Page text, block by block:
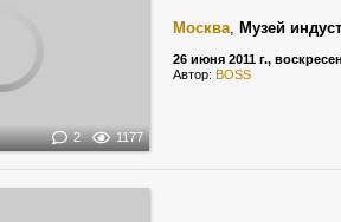
2 1177
Москва, Музей
26 июня 2011 г.,
Автор: BOSS